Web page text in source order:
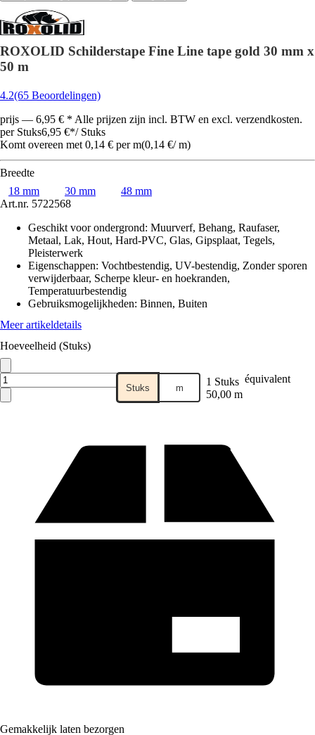
ROXOLID Schilderstape Fine Line tape gold 30 mm x
50 m
4.2(65 Beoordelingen)
prijs — 6,95 € * Alle prijzen zijn incl. BTW en excl. verzendkosten.
per Stuks6,95 €*/ Stuks
Komt overeen met 0,14 € per m(0,14 €/ m)
Breedte
18 mm
30 mm
48 mm
Art.nr. 5722568
Geschikt voor ondergrond: Muurverf, Behang, Raufaser,
Metaal, Lak, Hout, Hard-PVC, Glas, Gipsplaat, Tegels,
Pleisterwerk
Eigenschappen: Vochtbestendig, UV-bestendig, Zonder sporen
verwijderbaar, Scherpe kleur- en hoekranden,
Temperatuurbestendig
Gebruiksmogelijkheden: Binnen, Buiten
Meer artikeldetails
Hoeveelheid (Stuks)
Stuks m 1 Stuks équivalent
50,00 m
Gemakkelijk laten bezorgen